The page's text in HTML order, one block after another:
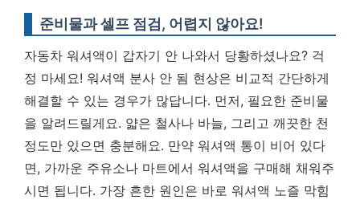
준비물과 셀프 점검, 어렵지 않아요!
자동차 워셔액이 갑자기 안 나와서 당황하셨나요? 걱
정 마세요! 워셔액 분사 안 됨 현상은 비교적 간단하게
해결할 수 있는 경우가 많답니다. 먼저, 필요한 준비물
을 알려드릴게요. 얇은 철사나 바늘, 그리고 깨끗한 천
정도만 있으면 충분해요. 만약 워셔액 통이 비어 있다
면, 가까운 주유소나 마트에서 워셔액을 구매해 채워주
시면 됩니다. 가장 흔한 원인은 바로 워셔액 노즐 막힘